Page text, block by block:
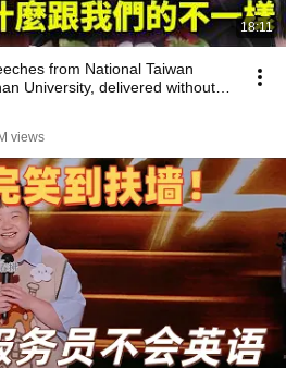
18:11
from National Taiwan
University, delivered without
views